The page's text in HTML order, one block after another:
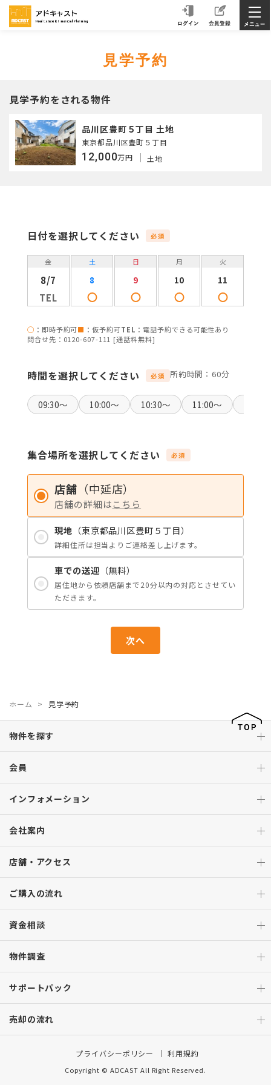
見学予約
見学予約をされる物件
品川区豊町５丁目 土地
東京都品川区豊町５丁目
12,000万円 土地
日付を選択してください 必須
金
8/7
TEL
土
8
日
9
月
10
火
11
◯ ：即時予約可■ ：仮予約可TEL ：電話予約できる可能性あり
問合せ先：0120-607-111 [通話料無料]
時間を選択してください 必須 所約時間：60分
09:30〜 10:00〜 10:30〜 11:00〜
集合場所を選択してください 必須
店舗 （中延店）
店舗の詳細はこちら
現地 （東京都品川区豊町５丁目）
詳細住所は担当よりご連絡差し上げます。
車での送迎 （無料）
居住地から依頼店舗まで20分以内の対応とさせてい
ただきます。
次へ
ホーム 見学予約
物件を探す
会員
インフォメーション
会社案内
店舗・アクセス
ご購入の流れ
資金相談
物件調査
サポートパック
売却の流れ
プライバシーポリシー 利用規約
Copyright © ADCAST All Right Reserved.